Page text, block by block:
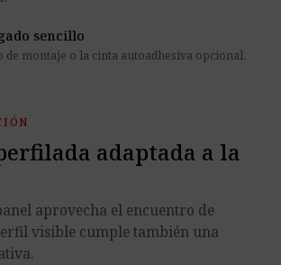
sencillo
de montaje o la cinta autoadhesiva opcional.
adaptada a la
aprovecha el encuentro de
visible cumple también una